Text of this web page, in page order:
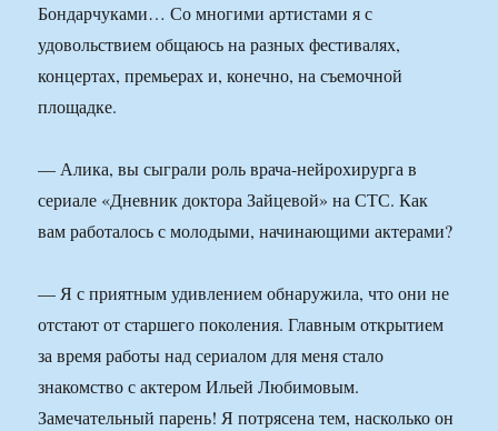
Бондарчуками… Со многими артистами я с
удовольствием общаюсь на разных фестивалях,
концертах, премьерах и, конечно, на съемочной
площадке.
— Алика, вы сыграли роль врача-нейрохирурга в
сериале «Дневник доктора Зайцевой» на СТС. Как
вам работалось с молодыми, начинающими актерами?
— Я с приятным удивлением обнаружила, что они не
отстают от старшего поколения. Главным открытием
за время работы над сериалом для меня стало
знакомство с актером Ильей Любимовым.
Замечательный парень! Я потрясена тем, насколько он